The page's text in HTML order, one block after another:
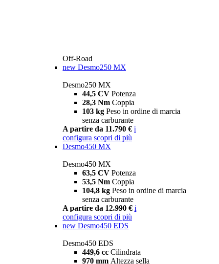
Off-Road
new Desmo250 MX
Desmo250 MX
44,5 CV Potenza
28,3 Nm Coppia
103 kg Peso in ordine di marcia
senza carburante
A partire da 11.790 € i
configura scopri di più
Desmo450 MX
Desmo450 MX
63,5 CV Potenza
53,5 Nm Coppia
104,8 kg Peso in ordine di marcia
senza carburante
A partire da 12.990 € i
configura scopri di più
new Desmo450 EDS
Desmo450 EDS
449,6 cc Cilindrata
970 mm Altezza sella